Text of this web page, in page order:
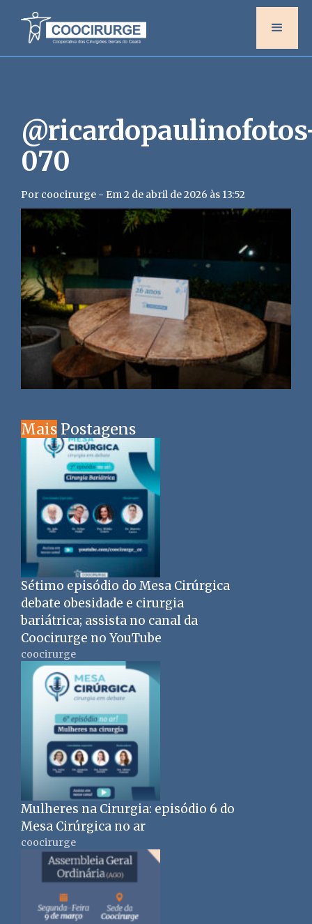
070
Por coocirurge - Em 2 de abril de 2026 às 13:52
Mais Postagens
Sétimo episódio do Mesa Cirúrgica
debate obesidade e cirurgia
bariátrica; assista no canal da
Coocirurge no YouTube
coocirurge
Mulheres na Cirurgia: episódio 6 do
Mesa Cirúrgica no ar
coocirurge